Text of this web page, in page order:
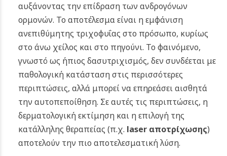
αυξάνοντας την επίδραση των ανδρογόνων
ορμονών. Το αποτέλεσμα είναι η εμφάνιση
ανεπιθύμητης τριχοφυΐας στο πρόσωπο, κυρίως
στο άνω χείλος και στο πηγούνι. Το φαινόμενο,
γνωστό ως ήπιος δασυτριχισμός, δεν συνδέεται με
παθολογική κατάσταση στις περισσότερες
περιπτώσεις, αλλά μπορεί να επηρεάσει αισθητά
την αυτοπεποίθηση. Σε αυτές τις περιπτώσεις, η
δερματολογική εκτίμηση και η επιλογή της
κατάλληλης θεραπείας (π.χ. laser αποτρίχωσης)
αποτελούν την πιο αποτελεσματική λύση.